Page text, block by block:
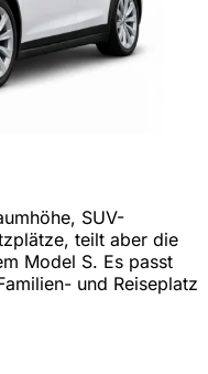
SUV-
teilt aber die
Model S. Es passt
und Reiseplatz